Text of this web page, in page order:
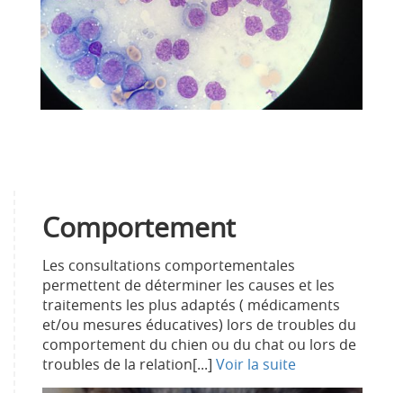
Comportement
Les consultations comportementales
permettent de déterminer les causes et les
traitements les plus adaptés ( médicaments
et/ou mesures éducatives) lors de troubles du
comportement du chien ou du chat ou lors de
troubles de la relation[...] Voir la suite